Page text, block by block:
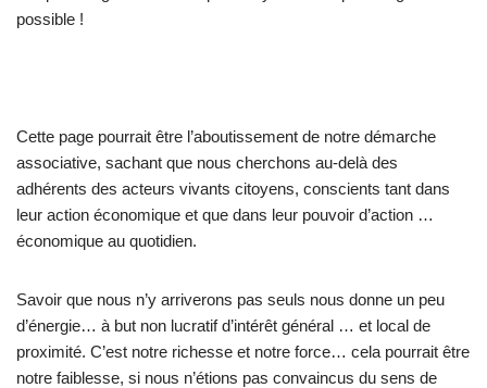
possible !
Cette page pourrait être l’aboutissement de notre démarche
associative, sachant que nous cherchons au-delà des
adhérents des acteurs vivants citoyens, conscients tant dans
leur action économique et que dans leur pouvoir d’action …
économique au quotidien.
Savoir que nous n’y arriverons pas seuls nous donne un peu
d’énergie… à but non lucratif d’intérêt général … et local de
proximité. C’est notre richesse et notre force… cela pourrait être
notre faiblesse, si nous n’étions pas convaincus du sens de